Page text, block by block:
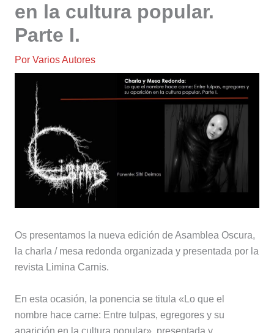
en la cultura popular.
Parte I.
PorVarios Autores
Os presentamos la nueva edición de Asamblea Oscura,
la charla / mesa redonda organizada y presentada por la
revista Limina Carnis.
En esta ocasión, la ponencia se titula «Lo que el
nombre hace carne: Entre tulpas, egregores y su
aparición en la cultura popular», presentada y